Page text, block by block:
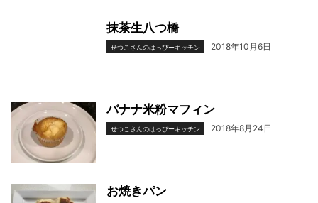
抹茶生八つ橋
せつこさんのはっぴーキッチン 2018年10月6日
バナナ米粉マフィン
せつこさんのはっぴーキッチン 2018年8月24日
お焼きパン